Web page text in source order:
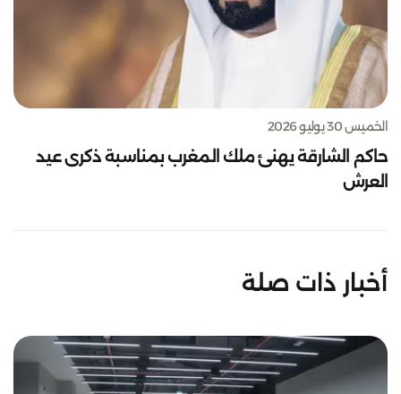
الخميس 30 يوليو 2026
حاكم الشارقة يهنئ ملك المغرب بمناسبة ذكرى عيد
العرش
أخبار ذات صلة